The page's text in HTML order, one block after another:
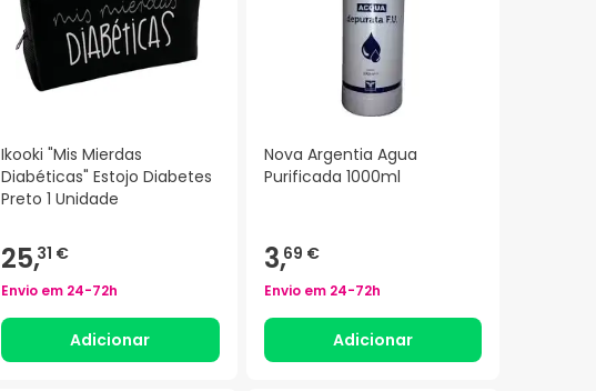
Ikooki "Mis Mierdas
Diabéticas" Estojo Diabetes
Preto 1 Unidade
25,31 €
Envio em 24-72h
Adicionar
Nova Argentia Agua
Purificada 1000ml
3,69 €
Envio em 24-72h
Adicionar